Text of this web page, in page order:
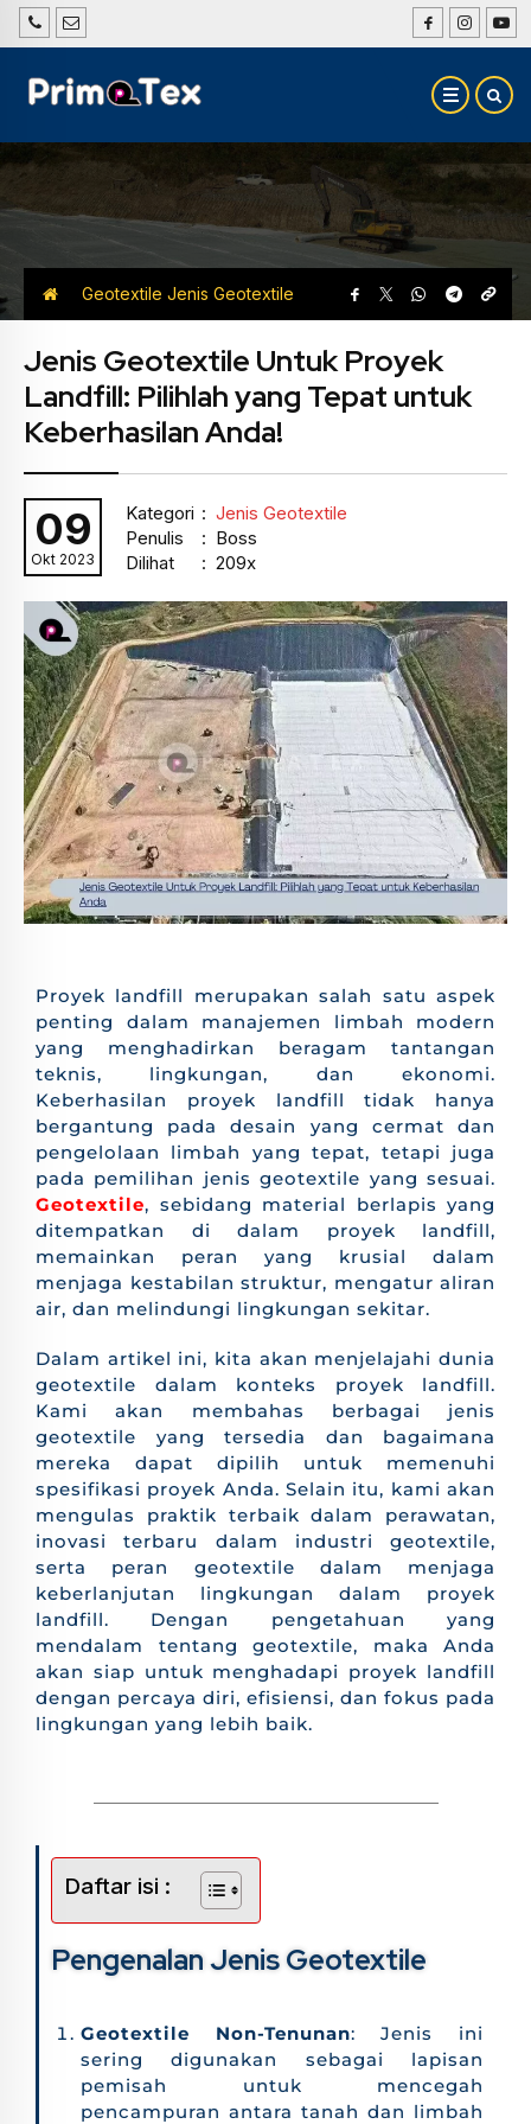
Geotextile Jenis Geotextile
Jenis Geotextile Untuk Proyek
Landfill: Pilihlah yang Tepat untuk
Keberhasilan Anda!
09
Okt 2023
Kategori : Jenis Geotextile
Penulis
: Boss
Dilihat
: 209x
Proyek landfill merupakan salah satu aspek
penting dalam manajemen limbah modern
yang menghadirkan beragam tantangan
teknis, lingkungan, dan ekonomi.
Keberhasilan proyek landfill tidak hanya
bergantung pada desain yang cermat dan
pengelolaan limbah yang tepat, tetapi juga
pada pemilihan jenis geotextile yang sesuai.
Geotextile, sebidang material berlapis yang
ditempatkan di dalam proyek landfill,
memainkan peran yang krusial dalam
menjaga kestabilan struktur, mengatur aliran
air, dan melindungi lingkungan sekitar.
Dalam artikel ini, kita akan menjelajahi dunia
geotextile dalam konteks proyek landfill.
Kami akan membahas berbagai jenis
geotextile yang tersedia dan bagaimana
mereka dapat dipilih untuk memenuhi
spesifikasi proyek Anda. Selain itu, kami akan
mengulas praktik terbaik dalam perawatan,
inovasi terbaru dalam industri geotextile,
serta peran geotextile dalam menjaga
keberlanjutan lingkungan dalam proyek
landfill. Dengan pengetahuan yang
mendalam tentang geotextile, maka Anda
akan siap untuk menghadapi proyek landfill
dengan percaya diri, efisiensi, dan fokus pada
lingkungan yang lebih baik.
Daftar isi :
Pengenalan Jenis Geotextile
Geotextile Non-Tenunan: Jenis ini
sering digunakan sebagai lapisan
pemisah untuk mencegah
pencampuran antara tanah dan limbah